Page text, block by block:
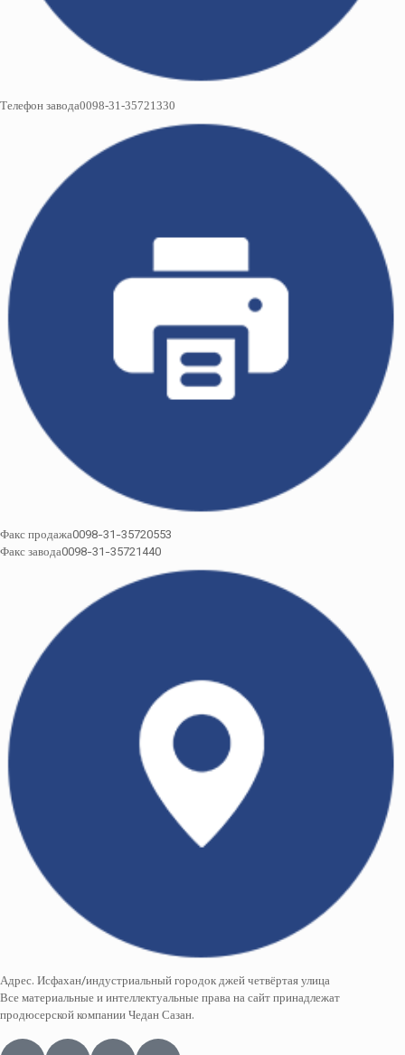
Телефон завода0098-31-35721330
Факс продажа0098-31-35720553
Факс завода0098-31-35721440
Адрес. Исфахан/индустриальный городок джей четвёртая улица
Все материальные и интеллектуальные права на сайт принадлежат
продюсерской компании Чедан Сазан.